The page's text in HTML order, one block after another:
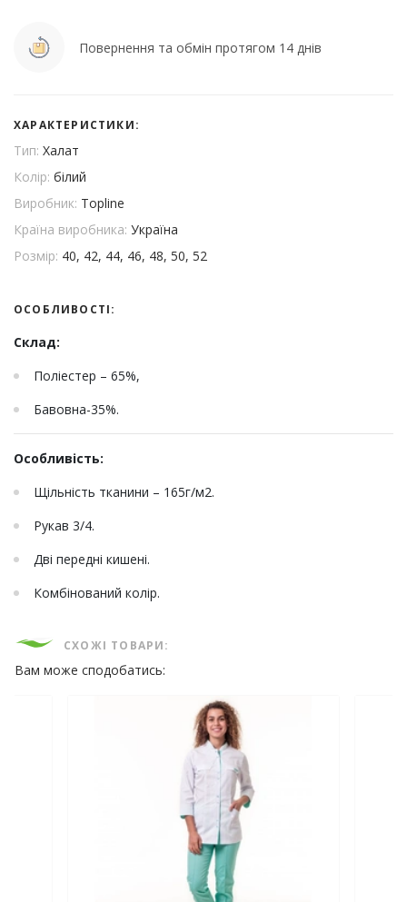
Повернення та обмін протягом 14 днів
ХАРАКТЕРИСТИКИ:
Тип: Халат
Колір: білий
Виробник: Topline
Країна виробника: Україна
Розмір: 40, 42, 44, 46, 48, 50, 52
ОСОБЛИВОСТІ:
Склад:
Поліестер – 65%,
Бавовна-35%.
Особливість:
Щільність тканини – 165г/м2.
Рукав 3/4.
Дві передні кишені.
Комбінований колір.
СХОЖІ ТОВАРИ:
Вам може сподобатись: